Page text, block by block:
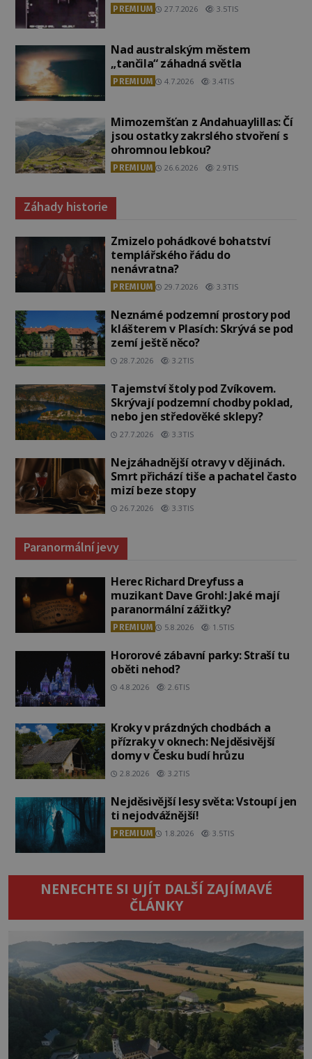
PREMIUM 27.7.2026 3.5TIS
Nad australským městem
„tančila“ záhadná světla
PREMIUM 4.7.2026 3.4TIS
Mimozemšťan z Andahuaylillas: Čí
jsou ostatky zakrslého stvoření s
ohromnou lebkou?
PREMIUM 26.6.2026 2.9TIS
Záhady historie
Zmizelo pohádkové bohatství
templářského řádu do
nenávratna?
PREMIUM 29.7.2026 3.3TIS
Neznámé podzemní prostory pod
klášterem v Plasích: Skrývá se pod
zemí ještě něco?
28.7.2026 3.2TIS
Tajemství štoly pod Zvíkovem.
Skrývají podzemní chodby poklad,
nebo jen středověké sklepy?
27.7.2026 3.3TIS
Nejzáhadnější otravy v dějinách.
Smrt přichází tiše a pachatel často
mizí beze stopy
26.7.2026 3.3TIS
Paranormální jevy
Herec Richard Dreyfuss a
muzikant Dave Grohl: Jaké mají
paranormální zážitky?
PREMIUM 5.8.2026 1.5TIS
Hororové zábavní parky: Straší tu
oběti nehod?
4.8.2026 2.6TIS
Kroky v prázdných chodbách a
přízraky v oknech: Nejděsivější
domy v Česku budí hrůzu
2.8.2026 3.2TIS
Nejděsivější lesy světa: Vstoupí jen
ti nejodvážnější!
PREMIUM 1.8.2026 3.5TIS
NENECHTE SI UJÍT DALŠÍ ZAJÍMAVÉ
ČLÁNKY